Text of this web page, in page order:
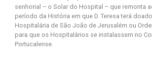
senhorial – o Solar do Hospital – que remonta
período da História em que D. Teresa terá
Hospitalária de São João de Jerusalém ou
para que os Hospitalários se instalassem no
Portucalense.